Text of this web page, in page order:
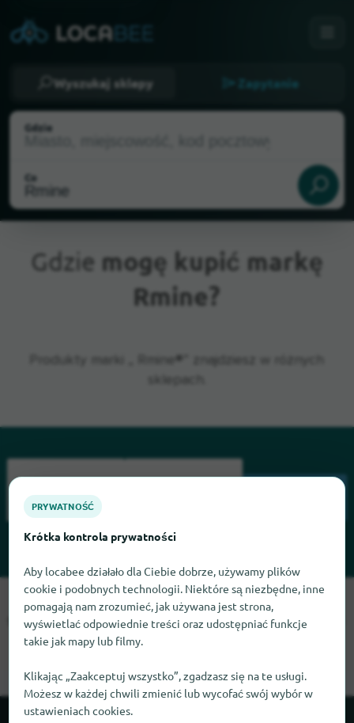
Wyszukaj sklepy Zapytanie
Gdzie
Co
Aktualna lokalizacja
Gdzie mogę kupić markę
Rmine?
Produkty marki „ Rmine®” znajdziesz w różnych
Przepraszamy, nie możemy teraz znaleźć Rmine. Jeśli wiesz,
gdzie znaleźć Rmine, będziemy wdzięczni, jeśli dasz nam znać.
PRYWATNOŚĆ
Krótka kontrola prywatności
Aby locabee działało dla Ciebie dobrze, używamy plików
cookie i podobnych technologii. Niektóre są niezbędne, inne
pomagają nam zrozumieć, jak używana jest strona,
wyświetlać odpowiednie treści oraz udostępniać funkcje
takie jak mapy lub filmy.
Klikając „Zaakceptuj wszystko”, zgadzasz się na te usługi.
Możesz w każdej chwili zmienić lub wycofać swój wybór w
ustawieniach cookies.